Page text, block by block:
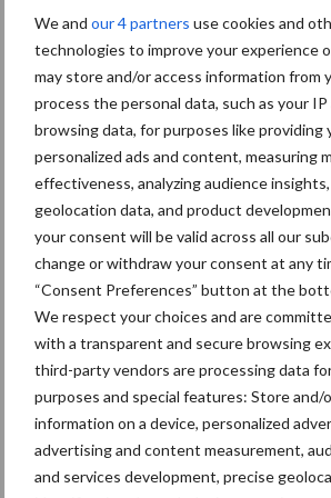
We and our 4 partners use cookies and
technologies to improve your experience
may store and/or access information from
process the personal data, such as your IP
browsing data, for purposes like providing
personalized ads and content, measuring
effectiveness, analyzing audience
geolocation data, and product
your consent will be valid across all our
change or withdraw your consent at any
“Consent Preferences” button at the
We respect your choices and are
with a transparent and secure browsing
third-party vendors are processing data
purposes and special features: Store and/
information on a device, personalized
advertising and content measurement,
and services development, precise
grillig: droogte en
geopolitiek
in de greep
De speenhuid:
onderschatte
voor mastitis
ForFarmers ziet
marktaandeel
krimpende
markt
Themapagina's